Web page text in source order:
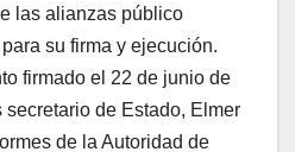
las alianzas público
su firma y ejecución.
firmado el 22 de junio de
de Estado, Elmer
de la Autoridad de